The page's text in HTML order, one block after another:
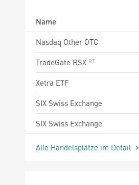
Name
Nasdaq Other OTC
TradeGate BSX
Xetra ETF
SIX Swiss Exchange
SIX Swiss Exchange
Alle Handelsplätze im Detail